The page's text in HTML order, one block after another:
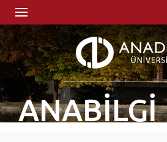
ANABİLGİ